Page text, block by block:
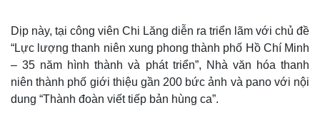
Dịp này, tại công viên Chi Lăng diễn ra triển lãm với chủ đề
“Lực lượng thanh niên xung phong thành phố Hồ Chí Minh
– 35 năm hình thành và phát triển”, Nhà văn hóa thanh
niên thành phố giới thiệu gần 200 bức ảnh và pano với nội
dung “Thành đoàn viết tiếp bản hùng ca”.